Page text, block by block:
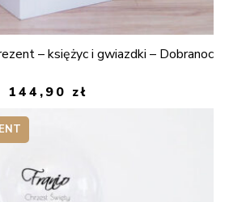
– księżyc i gwiazdki – Dobranoc
144,90 zł